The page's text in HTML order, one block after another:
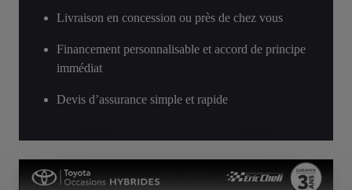
Livraison en concession ou près de chez vous
Financement personnalisable et accord de principe
immédiat
Devis d’assurance simple et rapide